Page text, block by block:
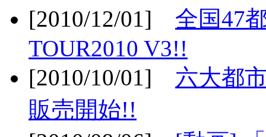
[2010/12/01] 全国47
TOUR2010 V3!!
[2010/10/01] 六大都
販売開始!!